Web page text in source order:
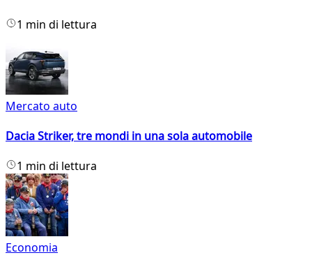
1 min di lettura
Mercato auto
Dacia Striker, tre mondi in una sola automobile
1 min di lettura
Economia